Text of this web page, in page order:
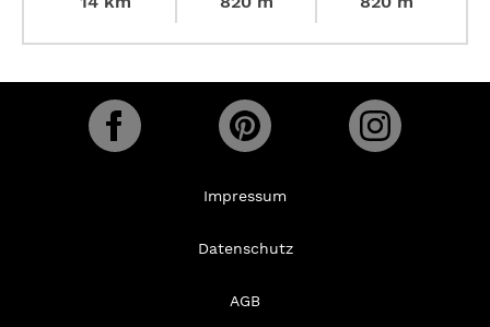
Impressum
Datenschutz
AGB